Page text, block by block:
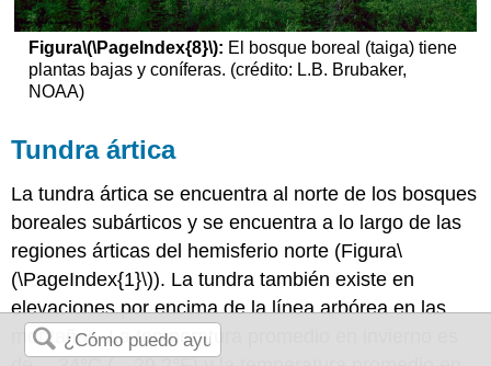
Figura\(\PageIndex{8}\): El bosque boreal (taiga) tiene
plantas bajas y coníferas. (crédito: L.B. Brubaker,
NOAA)
Tundra ártica
La tundra ártica se encuentra al norte de los bosques
boreales subárticos y se encuentra a lo largo de las
regiones árticas del hemisferio norte (Figura\
(\PageIndex{1}\)). La tundra también existe en
elevaciones por encima de la línea arbórea en las
montañas. La temperatura promedio en invierno es